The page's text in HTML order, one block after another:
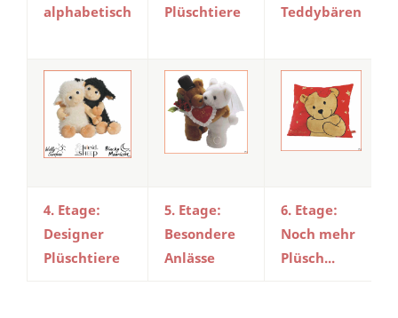
alphabetisch
Plüschtiere
Teddybären
4. Etage:
Designer
Plüschtiere
5. Etage:
Besondere
Anlässe
6. Etage:
Noch mehr
Plüsch...